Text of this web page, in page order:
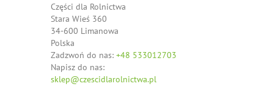
Części dla Rolnictwa
Stara Wieś 360
34-600 Limanowa
Polska
Zadzwoń do nas: +48 533012703
Napisz do nas:
sklep@czescidlarolnictwa.pl